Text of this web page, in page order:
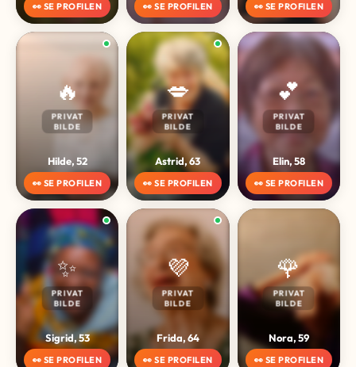
👀 SE PROFILEN 👀 SE PROFILEN 👀 SE PROFILEN
🔥
PRIVAT
BILDE
Hilde, 52
👀 SE PROFILEN
💋
PRIVAT
BILDE
Astrid, 63
👀 SE PROFILEN
💕
PRIVAT
BILDE
Elin, 58
👀 SE PROFILEN
✨
PRIVAT
BILDE
Sigrid, 53
👀 SE PROFILEN
💜
PRIVAT
BILDE
Frida, 64
👀 SE PROFILEN
🌹
PRIVAT
BILDE
Nora, 59
👀 SE PROFILEN